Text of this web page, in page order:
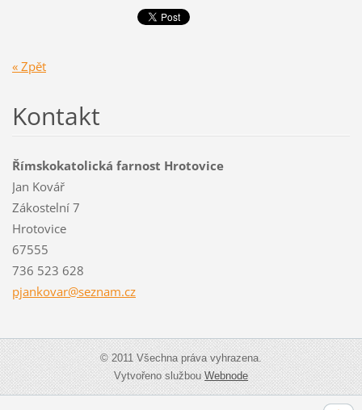
« Zpět
Kontakt
Římskokatolická farnost Hrotovice
Jan Kovář
Zákostelní 7
Hrotovice
67555
736 523 628
pjankovar@seznam.cz
© 2011 Všechna práva vyhrazena.
Vytvořeno službouWebnode